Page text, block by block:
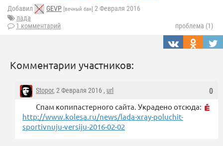
Добавил GEVP [вечный бан] 2 Февраля 2016
лада
1 комментарий
проблема (1)
Комментарии участников:
0
Stopor, 2 Февраля 2016 , url
Спам копипастерного сайта. Украдено отсюда:
http://www.kolesa.ru/news/lada-xray-poluchit-
sportivnuju-versiju-2016-02-02